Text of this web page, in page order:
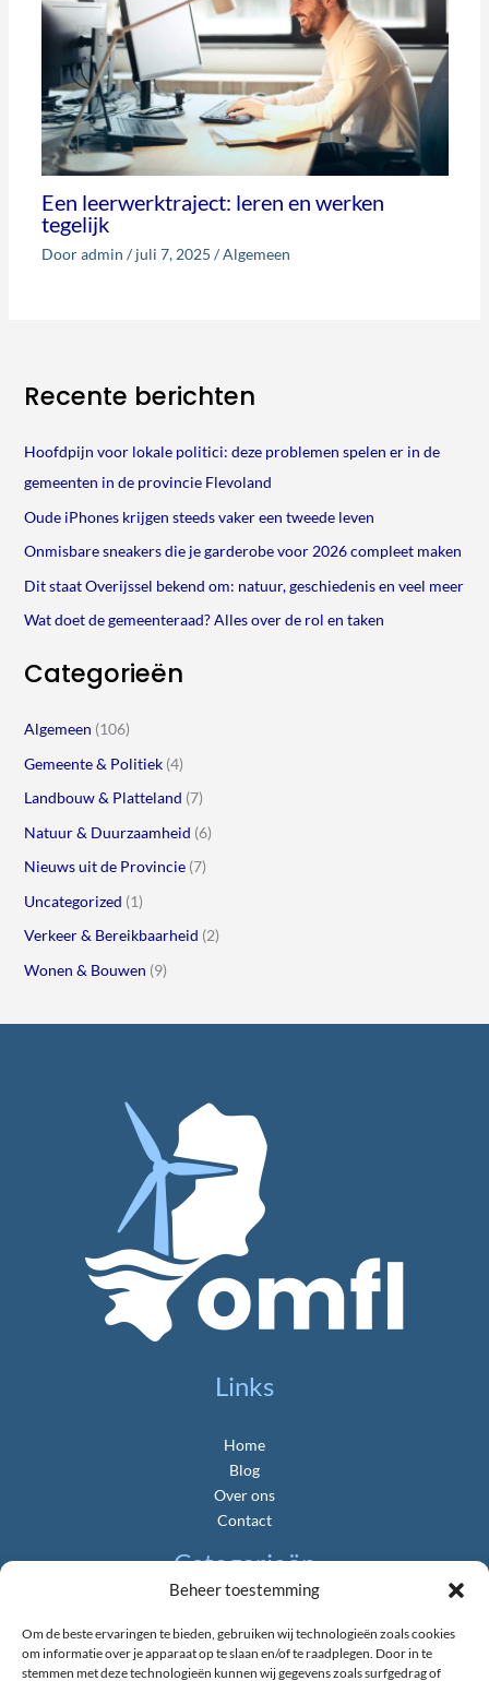
Beheer toestemming
Om de beste ervaringen te bieden, gebruiken wij technologieën zoals cookies
om informatie over je apparaat op te slaan en/of te raadplegen. Door in te
stemmen met deze technologieën kunnen wij gegevens zoals surfgedrag of
Een leerwerktraject: leren en werken
tegelijk
Door admin /juli 7, 2025 /Algemeen
Recente berichten
Hoofdpijn voor lokale politici: deze problemen spelen er in de
gemeenten in de provincie Flevoland
Oude iPhones krijgen steeds vaker een tweede leven
Onmisbare sneakers die je garderobe voor 2026 compleet maken
Dit staat Overijssel bekend om: natuur, geschiedenis en veel meer
Wat doet de gemeenteraad? Alles over de rol en taken
Categorieën
Algemeen (106)
Gemeente & Politiek(4)
Landbouw & Platteland (7)
Natuur & Duurzaamheid (6)
Nieuws uit de Provincie(7)
Uncategorized (1)
Verkeer & Bereikbaarheid (2)
Wonen & Bouwen (9)
Links
Home
Blog
Over ons
Contact
Categorieën
Gemeente & Politiek
Landbouw & Platteland